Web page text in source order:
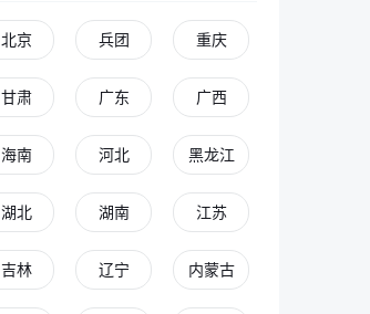
北京 兵团 重庆
甘肃 广东 广西
海南 河北 黑龙江
湖北 湖南 江苏
吉林 辽宁 内蒙古